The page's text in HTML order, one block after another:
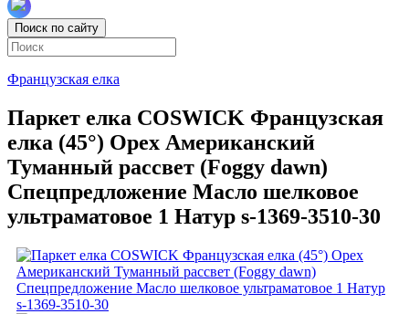
Поиск по сайту
Французская елка
Паркет елка COSWICK Французская
елка (45°) Орех Американский
Туманный рассвет (Foggy dawn)
Спецпредложение Масло шелковое
ультраматовое 1 Натур s-1369-3510-30